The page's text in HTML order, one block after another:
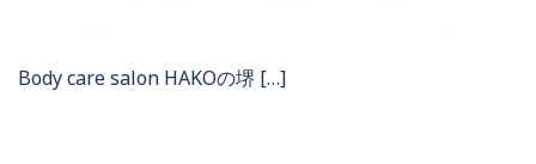
Body care salon HAKOの堺 […]